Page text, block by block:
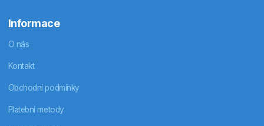
Informace
O nás
Kontakt
Obchodní podmínky
Platební metody